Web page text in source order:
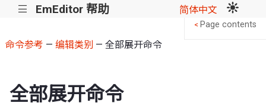
||| EmEditor 帮助 简体中文
命令参考 — 编辑类别 — 全部展开命令
全部展开命令
< Page contents